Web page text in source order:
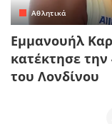
Αθλητικά
Εμμανουήλ
κατέκτησε
του Λονδίνου